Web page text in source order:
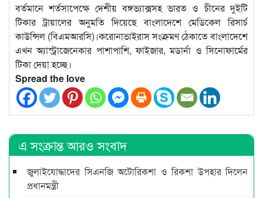
বর্তমানে শর্তসাপেক্ষে দেশীয় বঙ্গভ্যাক্সসহ ভারত ও চীনের দুইটি
টিকার ট্রায়ালের অনুমতি দিয়েছে বাংলাদেশে মেডিকেল রিসার্চ
কাউন্সিল (বিএমআরসি)।করোনাভাইরাস সংক্রমণ ঠেকাতে বাংলাদেশে
এখন অ্যাস্ট্রাজেনেকার পাশাপাশি, ফাইজার, মডার্না ও সিনোফার্মের
টিকা দেয়া হচ্ছে।
Spread the love
এ সংক্রান্ত আরও সংবাদ
জুলাইযোদ্ধাদের সিএনজি অটোরিকশা ও রিকশা উপহার দিলেন
প্রধানমন্ত্রী